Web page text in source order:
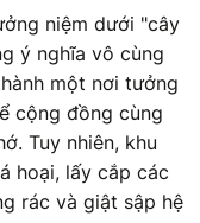
niệm dưới "cây
ý nghĩa vô cùng
một nơi tưởng
cộng đồng cùng
Tuy nhiên, khu
hoại, lấy cắp các
rác và giật sập hệ